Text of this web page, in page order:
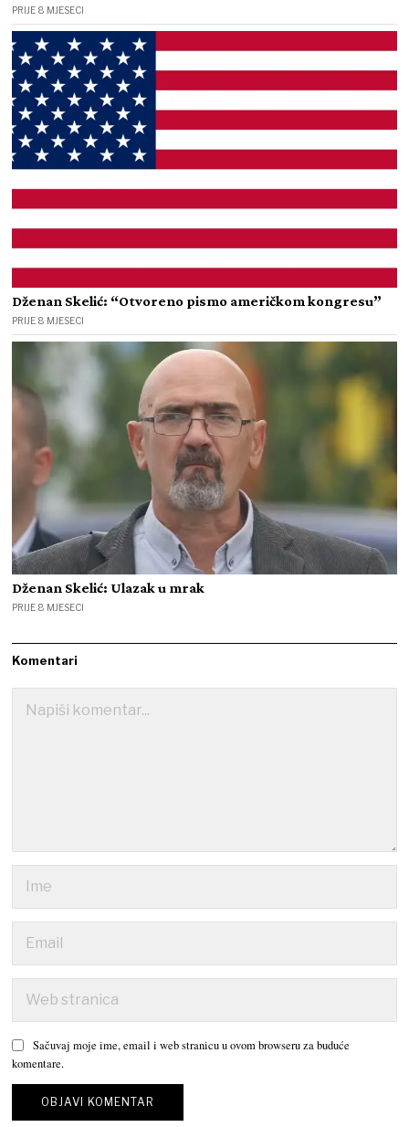
PRIJE 8 MJESECI
Dženan Skelić: “Otvoreno pismo američkom kongresu”
PRIJE 8 MJESECI
Dženan Skelić: Ulazak u mrak
PRIJE 8 MJESECI
Komentari
Sačuvaj moje ime, email i web stranicu u ovom browseru za buduće
komentare.